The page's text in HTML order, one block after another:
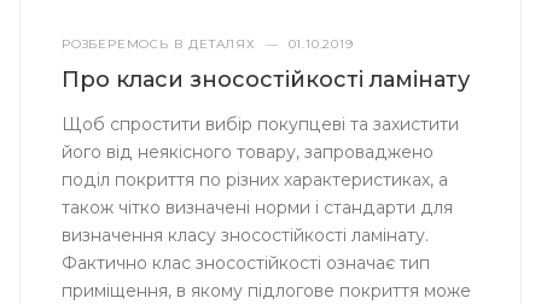
РОЗБЕРЕМОСЬ В ДЕТАЛЯХ — 01.10.2019
Про класи зносостійкості ламінату
Щоб спростити вибір покупцеві та захистити
його від неякісного товару, запроваджено
поділ покриття по різних характеристиках, а
також чітко визначені норми і стандарти для
визначення класу зносостійкості ламінату.
Фактично клас зносостійкості означає тип
приміщення, в якому підлогове покриття може